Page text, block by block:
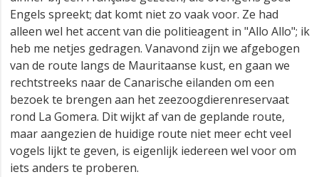
Engels spreekt; dat komt niet zo vaak voor. Ze had
alleen wel het accent van die politieagent in "Allo Allo"; ik
heb me netjes gedragen. Vanavond zijn we afgebogen
van de route langs de Mauritaanse kust, en gaan we
rechtstreeks naar de Canarische eilanden om een
bezoek te brengen aan het zeezoogdierenreservaat
rond La Gomera. Dit wijkt af van de geplande route,
maar aangezien de huidige route niet meer echt veel
vogels lijkt te geven, is eigenlijk iedereen wel voor om
iets anders te proberen.